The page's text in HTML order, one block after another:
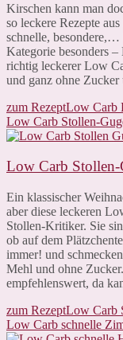
Kirschen kann man
so leckere Rezepte
schnelle, besondere,…
Kategorie besonders
richtig leckerer Low
und ganz ohne
zum RezeptLow Carb
Low Carb Stollen-
Low Carb
Ein klassischer
aber diese leckeren
Stollen-Kritiker. Sie
ob auf dem
immer! und
Mehl und ohne
empfehlenswert, da
zum RezeptLow Carb
Low Carb schnelle